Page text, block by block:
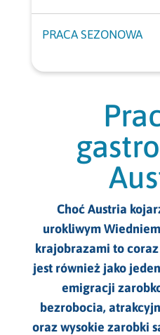
Praca pełen etat za
Praca w Austrii
Praca w
Praca dla par w
Praca w
Praca w IT Niemcy
Praca w opiece
Praca w przemyśle
Praca na produkcji
Praca dla kucharzy
Praca dla
Praca dla
Praca dla
Praca dla ślusarzy
Praca dla kobiet
Praca dla
PRACA SEZONOWA
Praca sezonowa w
Praca sezonowa w
Praca sezonowa w
Praca sezonowa
Praca sezonowa
Praca sezonowa
Praca sezonowa
Praca sezonowa za
Choć Austria
urokliwym
krajobrazami to
jest również jako
emigracji
bezrobocia,
oraz wysokie zarobki